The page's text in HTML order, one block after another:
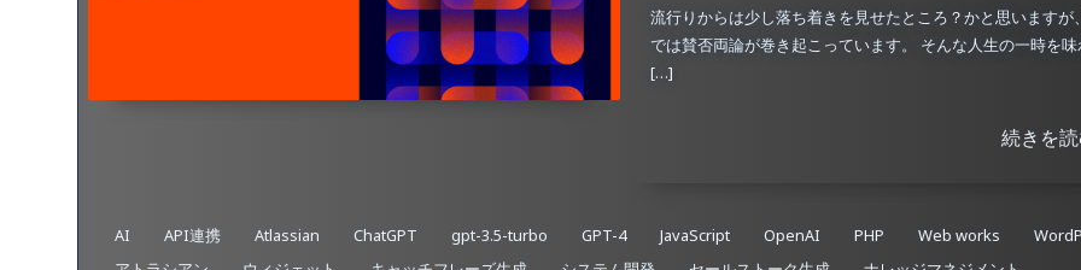
流行りからは少し落ち着きを見せたところ？かと思いますが
では賛否両論が巻き起こっています。 そんな人生の一時を
[…]
続きを
AI API連携 Atlassian ChatGPT gpt-3.5-turbo GPT-4 JavaScript OpenAI PHP Web works